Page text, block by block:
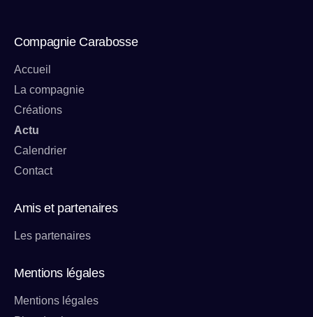
Compagnie Carabosse
Accueil
La compagnie
Créations
Actu
Calendrier
Contact
Amis et partenaires
Les partenaires
Mentions légales
Mentions légales